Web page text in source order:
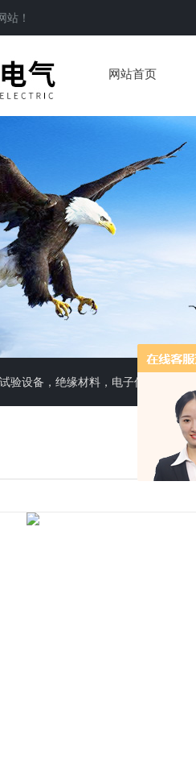
站！
网站首页
验设备，绝缘材料，电子仪器仪表